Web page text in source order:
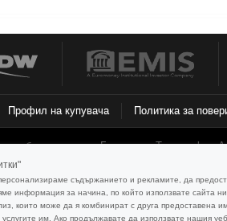
Профил на купувача Политика за
база данни на Българска Телеграфна
права. Всички текстови, фотографски и
и АБОНАТИТЕ на информационната
Общите условияза договорите на БТА и
персонализираме съдържанието и рекламите, да
информация за начина, по който използвате сайта
които може да я комбинират с друга предоставена
им. Ако продължавате да използвате нашия